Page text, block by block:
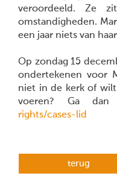
veroordeeld. Ze
omstandigheden.
een jaar niets van
Op zondag 15
ondertekenen voor
niet in de kerk of
voeren? Ga
rights/cases-lid
terug